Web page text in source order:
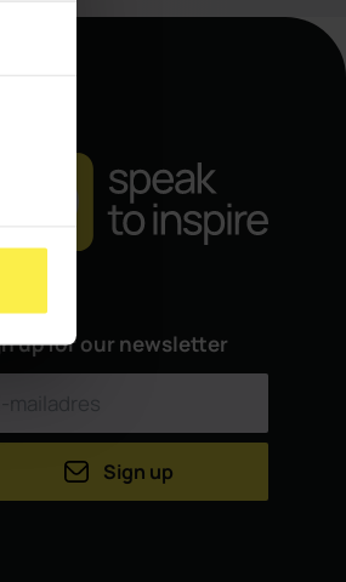
up for our newsletter
Sign up